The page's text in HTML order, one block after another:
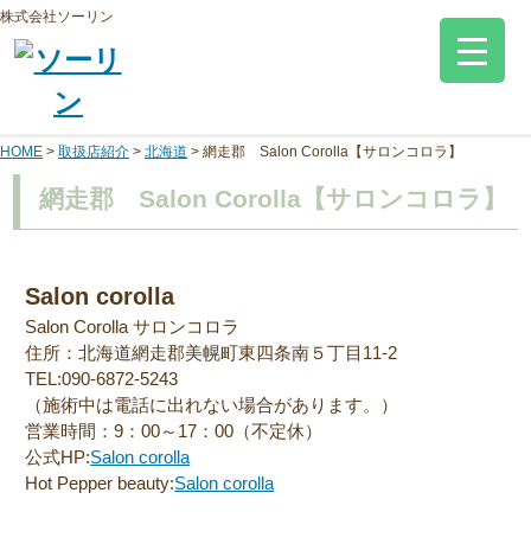
株式会社ソーリン
HOME > 取扱店紹介 > 北海道 > 網走郡 Salon Corolla【サロンコロラ】
網走郡 Salon Corolla【サロンコロラ】
Salon corolla
Salon Corolla サロンコロラ
住所：北海道網走郡美幌町東四条南５丁目11-2
TEL:090-6872-5243
（施術中は電話に出れない場合があります。）
営業時間：9：00～17：00（不定休）
公式HP:Salon corolla
Hot Pepper beauty:Salon corolla